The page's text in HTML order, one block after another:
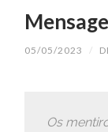
05/05/2023 /
Os